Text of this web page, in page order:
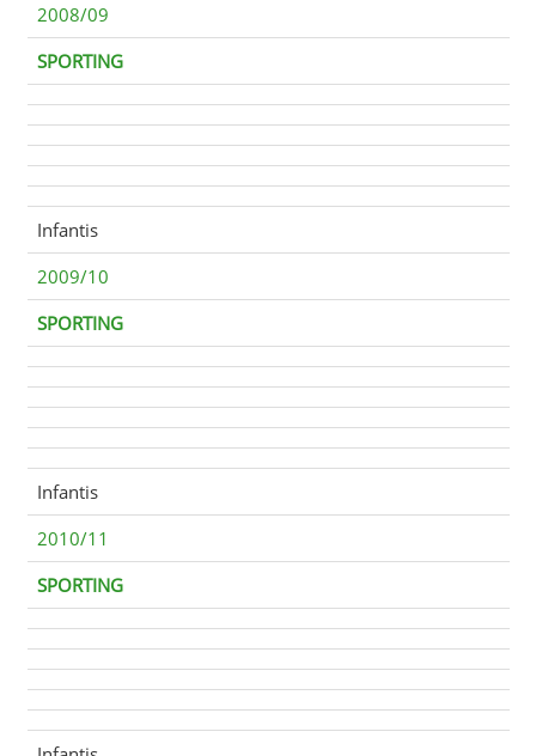
2008/09
SPORTING
Infantis
2009/10
SPORTING
Infantis
2010/11
SPORTING